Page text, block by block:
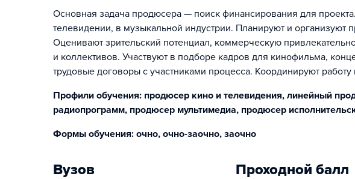
Основная задача продюсера — поиск финансирования для
телевидении, в музыкальной индустрии. Планируют и
Оценивают зрительский потенциал, коммерческую
и коллективов. Участвуют в подборе кадров для кинофильма,
трудовые договоры с участниками процесса. Координируют работу
Профили обучения: продюсер кино и телевидения, линейный
радиопрограмм, продюсер мультимедиа, продюсер
Формы обучения: очно, очно-заочно, заочно
Вузов Проходной балл